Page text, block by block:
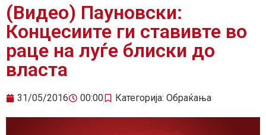
(Видео) Пауновски:
Концесиите ги ставивте во
раце на луѓе блиски до
власта
31/05/2016 00:00 Категорија: Обраќања